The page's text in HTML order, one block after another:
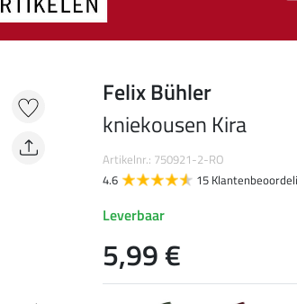
Felix Bühler
kniekousen Kira
Artikelnr.: 750921-2-RO
4.6
15
Leverbaar
5,99 €